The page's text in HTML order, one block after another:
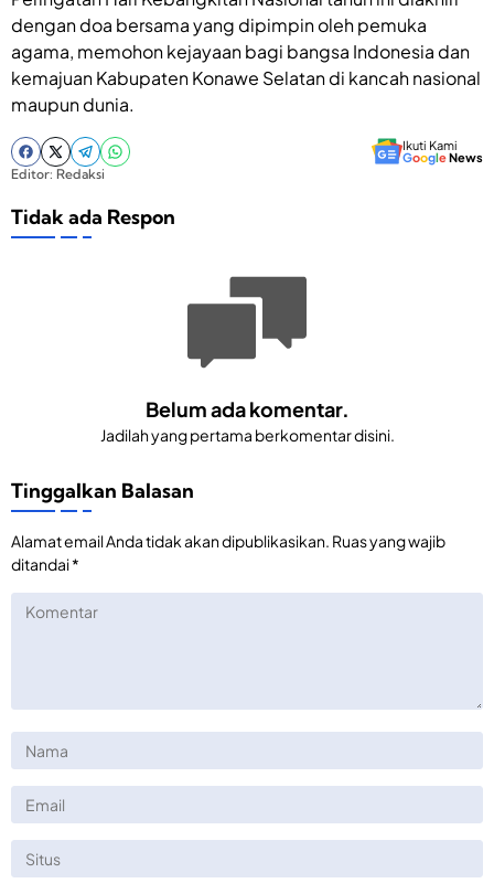
dengan doa bersama yang dipimpin oleh pemuka
agama, memohon kejayaan bagi bangsa Indonesia dan
kemajuan Kabupaten Konawe Selatan di kancah nasional
maupun dunia.
Ikuti Kami
GoogleNews
Editor: Redaksi
Tidak ada Respon
Belum ada komentar.
Jadilah yang pertama berkomentar disini.
Tinggalkan Balasan
Alamat email Anda tidak akan dipublikasikan. Ruas yang wajib
ditandai*